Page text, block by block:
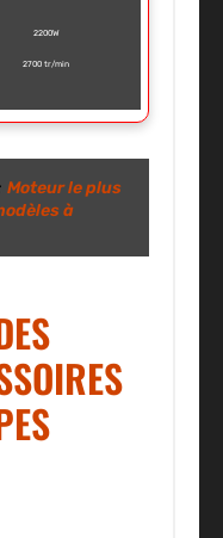
2200W
2700 tr/min
Moteur le plus
à